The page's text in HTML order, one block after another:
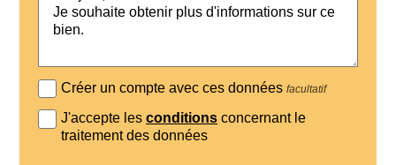
Créer un compte avec ces donnéesfacultatif
J'accepte lesconditions concernant le
traitement des données